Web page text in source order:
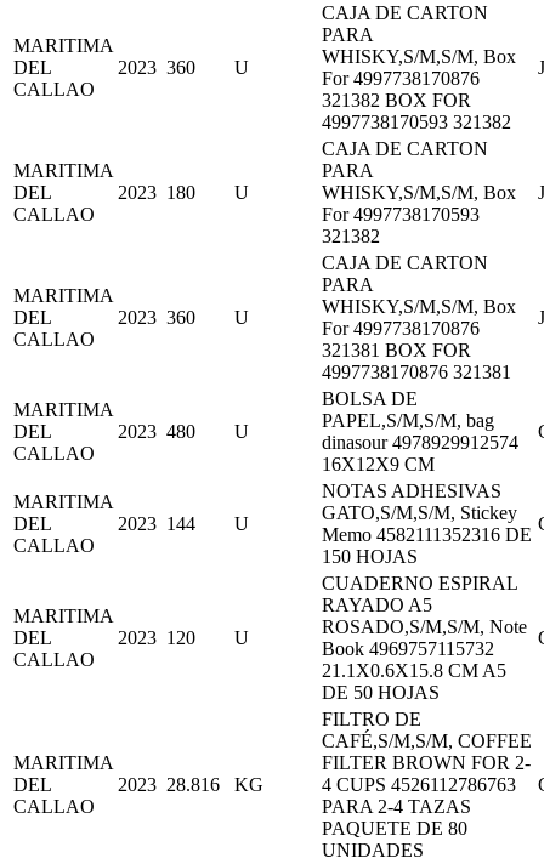
MARITIMA
DEL
CALLAO
2023 360 U
CAJA DE CARTON
PARA
WHISKY,S/M,S/M, Box
For 4997738170876
321382 BOX FOR
4997738170593 321382
MARITIMA
DEL
CALLAO
2023 180 U
CAJA DE CARTON
PARA
WHISKY,S/M,S/M, Box
For 4997738170593
321382
MARITIMA
DEL
CALLAO
2023 360 U
CAJA DE CARTON
PARA
WHISKY,S/M,S/M, Box
For 4997738170876
321381 BOX FOR
4997738170876 321381
MARITIMA
DEL
CALLAO
2023 480 U
BOLSA DE
PAPEL,S/M,S/M, bag
dinasour 4978929912574
16X12X9 CM
MARITIMA
DEL
CALLAO
2023 144 U
NOTAS ADHESIVAS
GATO,S/M,S/M, Stickey
Memo 4582111352316 DE
150 HOJAS
MARITIMA
DEL
CALLAO
2023 120 U
CUADERNO ESPIRAL
RAYADO A5
ROSADO,S/M,S/M, Note
Book 4969757115732
21.1X0.6X15.8 CM A5
DE 50 HOJAS
MARITIMA
DEL
CALLAO
2023 28.816 KG
FILTRO DE
CAFÉ,S/M,S/M, COFFEE
FILTER BROWN FOR 2-
4 CUPS 4526112786763
PARA 2-4 TAZAS
PAQUETE DE 80
UNIDADES